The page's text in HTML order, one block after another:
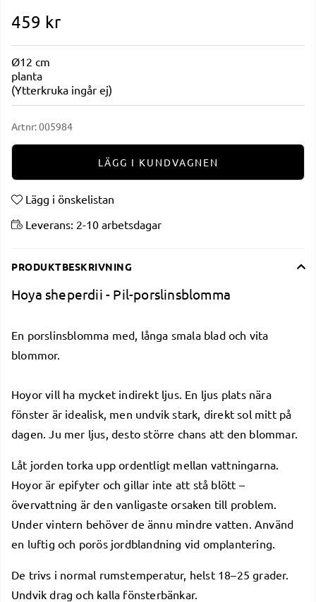
459 kr
Ø12 cm
planta
(Ytterkruka ingår ej)
Artnr:005984
LÄGG I KUNDVAGNEN
Lägg i önskelistan
Leverans: 2-10 arbetsdagar
PRODUKTBESKRIVNING
Hoya sheperdii - Pil-porslinsblomma
En porslinsblomma med, långa smala blad och vita
blommor.
Hoyor vill ha mycket indirekt ljus. En ljus plats nära
fönster är idealisk, men undvik stark, direkt sol mitt på
dagen. Ju mer ljus, desto större chans att den blommar.
Låt jorden torka upp ordentligt mellan vattningarna.
Hoyor är epifyter och gillar inte att stå blött –
övervattning är den vanligaste orsaken till problem.
Under vintern behöver de ännu mindre vatten. Använd
en luftig och porös jordblandning vid omplantering.
De trivs i normal rumstemperatur, helst 18–25 grader.
Undvik drag och kalla fönsterbänkar.